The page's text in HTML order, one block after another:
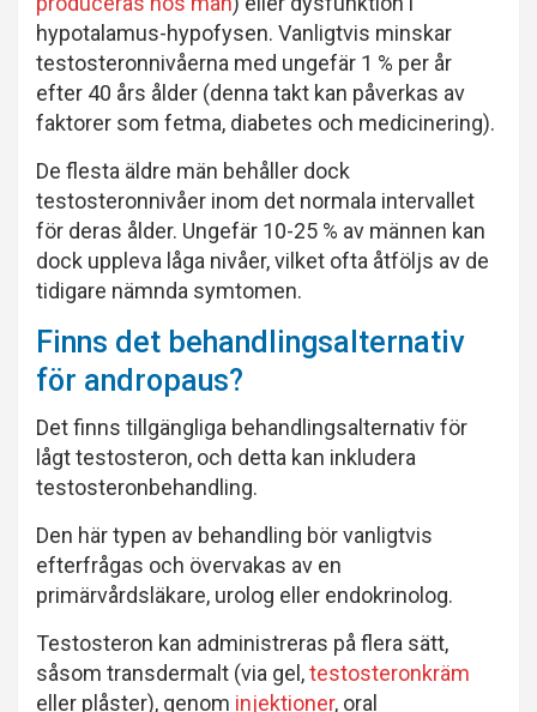
hypotalamus-hypofysen. Vanligtvis minskar
testosteronnivåerna med ungefär 1 % per år
efter 40 års ålder (denna takt kan påverkas av
faktorer som fetma, diabetes och medicinering).
De flesta äldre män behåller dock
testosteronnivåer inom det normala intervallet
för deras ålder. Ungefär 10-25 % av männen kan
dock uppleva låga nivåer, vilket ofta åtföljs av de
tidigare nämnda symtomen.
Finns det behandlingsalternativ
för andropaus?
Det finns tillgängliga behandlingsalternativ för
lågt testosteron, och detta kan inkludera
testosteronbehandling.
Den här typen av behandling bör vanligtvis
efterfrågas och övervakas av en
primärvårdsläkare, urolog eller endokrinolog.
Testosteron kan administreras på flera sätt,
såsom transdermalt (via gel,testosteronkräm
eller plåster), genom injektioner, oral